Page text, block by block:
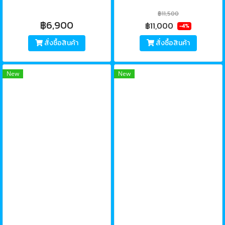
฿6,900
สั่งซื้อสินค้า
฿11,500
฿11,000 -4%
สั่งซื้อสินค้า
New New